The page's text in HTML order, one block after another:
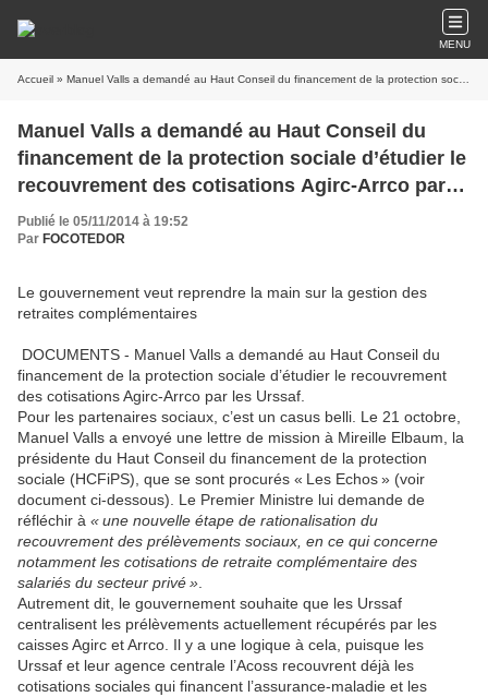
MENU
Accueil » Manuel Valls a demandé au Haut Conseil du financement de la protection sociale d’étudier le recouvrement des cotisations Agirc-Arrco par les Urssaf.
Manuel Valls a demandé au Haut Conseil du
financement de la protection sociale d’étudier le
recouvrement des cotisations Agirc-Arrco par
les Urssaf.
Publié le 05/11/2014 à 19:52
Par FOCOTEDOR
Le gouvernement veut reprendre la main sur la gestion des
retraites complémentaires
DOCUMENTS - Manuel Valls a demandé au Haut Conseil du
financement de la protection sociale d’étudier le recouvrement
des cotisations Agirc-Arrco par les Urssaf.
Pour les partenaires sociaux, c’est un casus belli. Le 21 octobre,
Manuel Valls a envoyé une lettre de mission à Mireille Elbaum, la
présidente du Haut Conseil du financement de la protection
sociale (HCFiPS), que se sont procurés « Les Echos » (voir
document ci-dessous). Le Premier Ministre lui demande de
réfléchir à « une nouvelle étape de rationalisation du
recouvrement des prélèvements sociaux, en ce qui concerne
notamment les cotisations de retraite complémentaire des
salariés du secteur privé »
Autrement dit, le gouvernement souhaite que les Urssaf
centralisent les prélèvements actuellement récupérés par les
caisses Agirc et Arrco. Il y a une logique à cela, puisque les
Urssaf et leur agence centrale l’Acoss recouvrent déjà les
cotisations sociales qui financent l’assurance-maladie et les